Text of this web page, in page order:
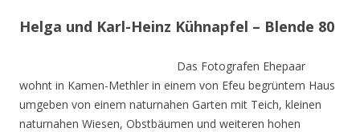
Helga und Karl-Heinz Kühnapfel – Blende 80
Das Fotografen Ehepaar
wohnt in Kamen-Methler in einem von Efeu begrüntem Haus
umgeben von einem naturnahen Garten mit Teich, kleinen
naturnahen Wiesen, Obstbäumen und weiteren hohen